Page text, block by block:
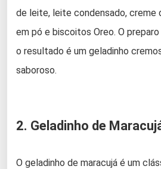
de leite, leite condensado, creme
em pó e biscoitos Oreo. O
o resultado é um geladinho
saboroso.
2. Geladinho de
O geladinho de maracujá é um